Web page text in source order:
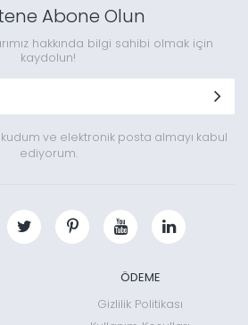
Abone Olun
hakkında bilgi sahibi olmak için
kaydolun!
ve elektronik posta almayı kabul
ediyorum.
ÖDEME
Gizlilik Politikası